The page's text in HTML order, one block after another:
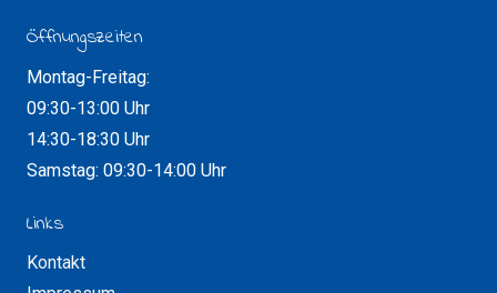
Öffnungszeiten
Montag-Freitag:
09:30-13:00 Uhr
14:30-18:30 Uhr
Samstag: 09:30-14:00 Uhr
Links
Kontakt